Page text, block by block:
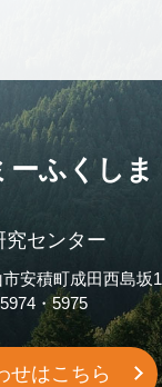
ふくしま
究センター
安積町成田西島坂1
・5975
せはこちら